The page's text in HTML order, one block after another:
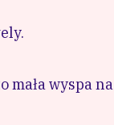
wyspa